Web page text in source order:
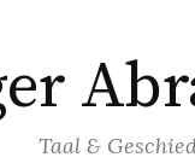
Taal &